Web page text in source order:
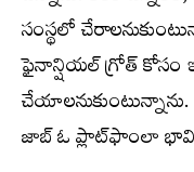
సంస్థలో
ఫైనాన్షియల్ గ్రోత్ కోసం
జాబ్ ఓ ప్లాట్‌ఫాంలా